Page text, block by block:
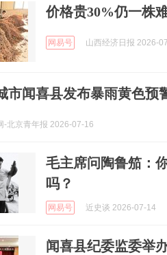
价格贵30%仍一株
网易号 山西经济日报 2026-
市闻喜县发布暴雨黄色预
-北京青年报 2026-07-16
毛主席问陶鲁笳：
吗？
网易号 近史谈 2026-07-14
闻喜县纪委监委举